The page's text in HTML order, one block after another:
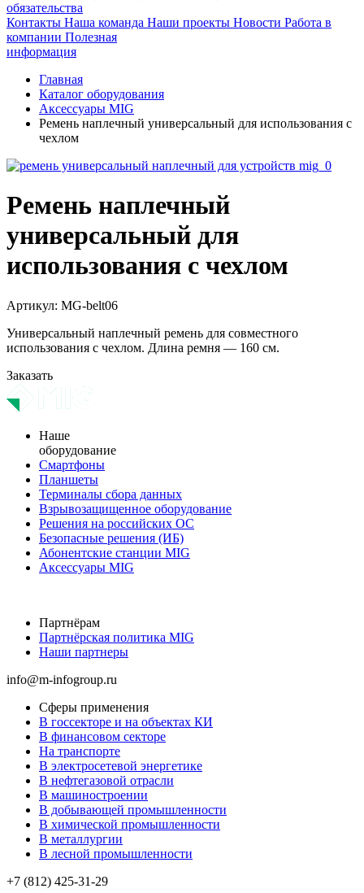
обязательства
Контакты Наша команда Наши проекты Новости Работа в
компании Полезная
информация
Главная
Каталог оборудования
Аксессуары MIG
Ремень наплечный универсальный для использования с
чехлом
Ремень наплечный
универсальный для
использования с чехлом
Артикул: MG-belt06
Универсальный наплечный ремень для совместного
использования с чехлом. Длина ремня — 160 см.
Заказать
Наше
оборудование
Смартфоны
Планшеты
Терминалы сбора данных
Взрывозащищенное оборудование
Решения на российских ОС
Безопасные решения (ИБ)
Абонентские станции MIG
Аксессуары MIG
Партнёрам
Партнёрская политика MIG
Наши партнеры
info@m-infogroup.ru
Сферы применения
В госсекторе и на объектах КИ
В финансовом секторе
На транспорте
В электросетевой энергетике
В нефтегазовой отрасли
В машиностроении
В добывающей промышленности
В химической промышленности
В металлургии
В лесной промышленности
+7 (812) 425-31-29